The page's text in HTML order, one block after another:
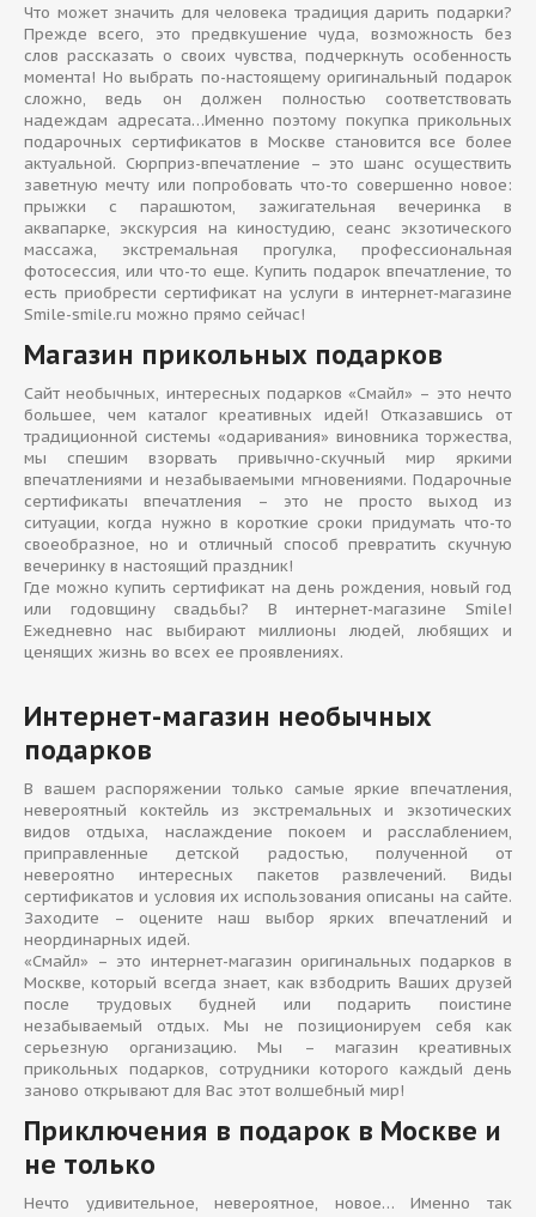
Что может значить для человека традиция дарить подарки?
Прежде всего, это предвкушение чуда, возможность без
слов рассказать о своих чувства, подчеркнуть особенность
момента! Но выбрать по-настоящему оригинальный подарок
сложно, ведь он должен полностью соответствовать
надеждам адресата…Именно поэтому покупка прикольных
подарочных сертификатов в Москве становится все более
актуальной. Сюрприз-впечатление – это шанс осуществить
заветную мечту или попробовать что-то совершенно новое:
прыжки с парашютом, зажигательная вечеринка в
аквапарке, экскурсия на киностудию, сеанс экзотического
массажа, экстремальная прогулка, профессиональная
фотосессия, или что-то еще. Купить подарок впечатление, то
есть приобрести сертификат на услуги в интернет-магазине
Smile-smile.ru можно прямо сейчас!
Магазин прикольных подарков
Сайт необычных, интересных подарков «Смайл» – это нечто
большее, чем каталог креативных идей! Отказавшись от
традиционной системы «одаривания» виновника торжества,
мы спешим взорвать привычно-скучный мир яркими
впечатлениями и незабываемыми мгновениями. Подарочные
сертификаты впечатления – это не просто выход из
ситуации, когда нужно в короткие сроки придумать что-то
своеобразное, но и отличный способ превратить скучную
вечеринку в настоящий праздник!
Где можно купить сертификат на день рождения, новый год
или годовщину свадьбы? В интернет-магазине Smile!
Ежедневно нас выбирают миллионы людей, любящих и
ценящих жизнь во всех ее проявлениях.
Интернет-магазин необычных
подарков
В вашем распоряжении только самые яркие впечатления,
невероятный коктейль из экстремальных и экзотических
видов отдыха, наслаждение покоем и расслаблением,
приправленные детской радостью, полученной от
невероятно интересных пакетов развлечений. Виды
сертификатов и условия их использования описаны на сайте.
Заходите – оцените наш выбор ярких впечатлений и
неординарных идей.
«Смайл» – это интернет-магазин оригинальных подарков в
Москве, который всегда знает, как взбодрить Ваших друзей
после трудовых будней или подарить поистине
незабываемый отдых. Мы не позиционируем себя как
серьезную организацию. Мы – магазин креативных
прикольных подарков, сотрудники которого каждый день
заново открывают для Вас этот волшебный мир!
Приключения в подарок в Москве и
не только
Нечто удивительное, невероятное, новое… Именно так